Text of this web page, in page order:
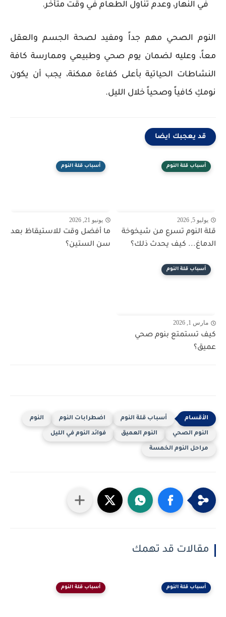
في النهار، وعدم تناول الطعام في وقت متأخر.
النوم الصحي مهم جداً ومفيد لصحة الجسم والعقل
معاً، وعليه لضمان يوم صحي وطبيعي وممارسة كافة
النشاطات الحياتية بأعلى كفاءة ممكنة، يجب أن يكون
نومكِ كافياً وصحياً خلال الليل.
قد يعجبك ايضا
أسباب قلة النوم
يوليو 5, 2026
قلة النوم تسرع من شيخوخة
الدماغ... كيف يحدث ذلك؟
أسباب قلة النوم
يونيو 21, 2026
ما أفضل وقت للاستيقاظ بعد
سن الستين؟
أسباب قلة النوم
مارس 1, 2026
كيف تستمتع بنوم صحي
عميق؟
أسباب قلة النوم اضطرابات النوم النوم
النوم الصحي النوم العميق فوائد النوم في الليل
مراحل النوم الخمسة
مقالات قد تهمك
أسباب قلة النوم أسباب قلة النوم